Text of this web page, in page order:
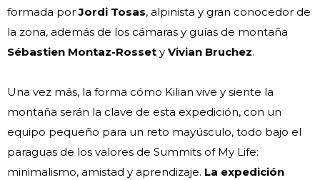
formada porJordi Tosas, alpinista y gran conocedor de
la zona, además de los cámaras y guías de montaña
Sébastien Montaz-Rosset y Vivian Bruchez.
Una vez más, la forma cómo Kilian vive y siente la
montaña serán la clave de esta expedición, con un
equipo pequeño para un reto mayúsculo, todo bajo el
paraguas de los valores de Summits of My Life:
minimalismo, amistad y aprendizaje. La expedición